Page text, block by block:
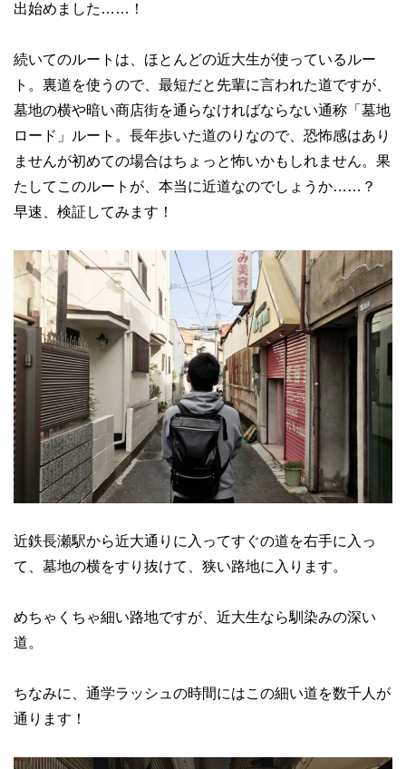
出始めました……！
続いてのルートは、ほとんどの近大生が使っているルー
ト。裏道を使うので、最短だと先輩に言われた道ですが、
墓地の横や暗い商店街を通らなければならない通称「墓地
ロード」ルート。長年歩いた道のりなので、恐怖感はあり
ませんが初めての場合はちょっと怖いかもしれません。果
たしてこのルートが、本当に近道なのでしょうか……？
早速、検証してみます！
近鉄長瀬駅から近大通りに入ってすぐの道を右手に入っ
て、墓地の横をすり抜けて、狭い路地に入ります。
めちゃくちゃ細い路地ですが、近大生なら馴染みの深い
道。
ちなみに、通学ラッシュの時間にはこの細い道を数千人が
通ります！